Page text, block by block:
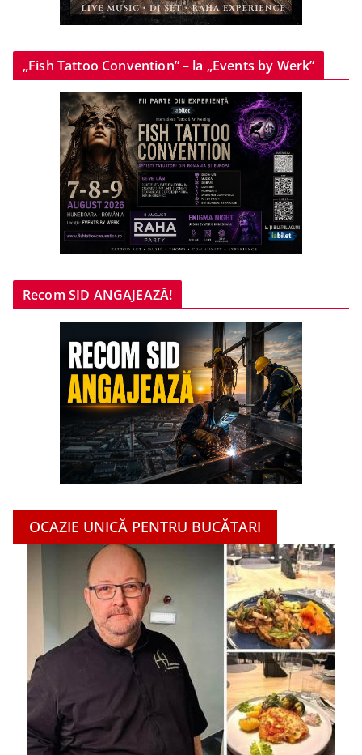
„Fish Tattoo Convention” – la „Events by Werk”
Recom SID ANGAJEAZĂ!
OCAZIE UNICĂ PENTRU BUCĂTARI